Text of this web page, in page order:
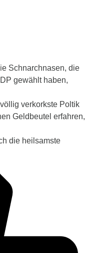
Schnarchnasen, die
gewählt haben,
verkorkste Poltik
Geldbeutel erfahren,
die heilsamste